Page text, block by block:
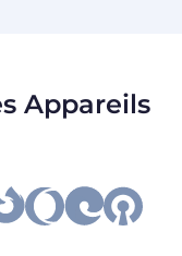
Appareils